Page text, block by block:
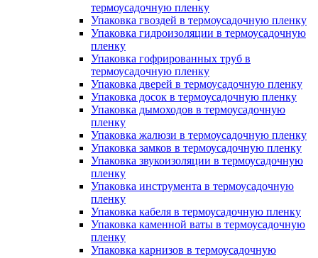
термоусадочную пленку
Упаковка гвоздей в термоусадочную пленку
Упаковка гидроизоляции в термоусадочную
пленку
Упаковка гофрированных труб в
термоусадочную пленку
Упаковка дверей в термоусадочную пленку
Упаковка досок в термоусадочную пленку
Упаковка дымоходов в термоусадочную
пленку
Упаковка жалюзи в термоусадочную пленку
Упаковка замков в термоусадочную пленку
Упаковка звукоизоляции в термоусадочную
пленку
Упаковка инструмента в термоусадочную
пленку
Упаковка кабеля в термоусадочную пленку
Упаковка каменной ваты в термоусадочную
пленку
Упаковка карнизов в термоусадочную